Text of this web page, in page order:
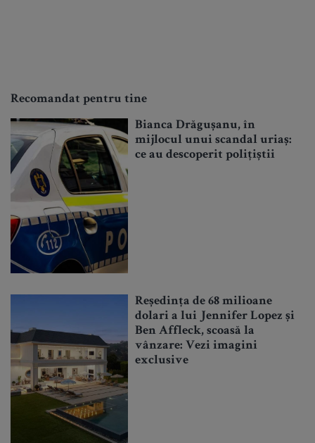
Recomandat pentru tine
Bianca Drăgușanu, în
mijlocul unui scandal uriaș:
ce au descoperit polițiștii
Reședința de 68 milioane
dolari a lui Jennifer Lopez și
Ben Affleck, scoasă la
vânzare: Vezi imagini
exclusive